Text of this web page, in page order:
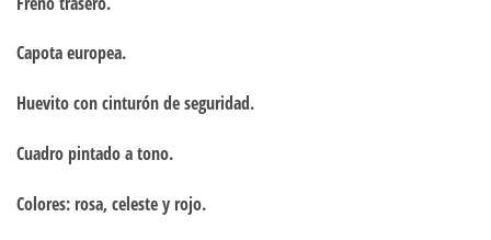
Capota europea.
Huevito con cinturón de seguridad.
Cuadro pintado a tono.
Colores: rosa, celeste y rojo.